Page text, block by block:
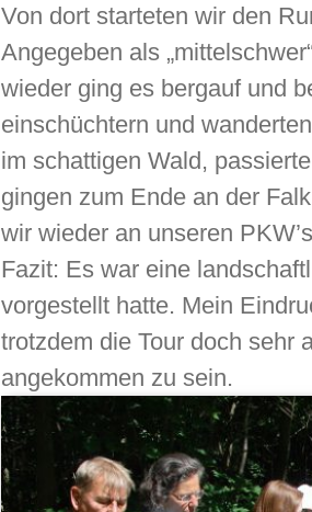
Von dort starteten wir den
Angegeben als
wieder ging es bergauf und
einschüchtern und
im schattigen Wald,
gingen zum Ende an der
wir wieder an unseren
Fazit: Es war eine
vorgestellt hatte. Mein
trotzdem die Tour doch sehr
angekommen zu sein.